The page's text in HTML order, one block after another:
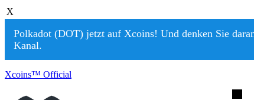
X
Polkadot (DOT) jetzt auf Xcoins! Und denken Sie
Kanal.
Xcoins™ Official